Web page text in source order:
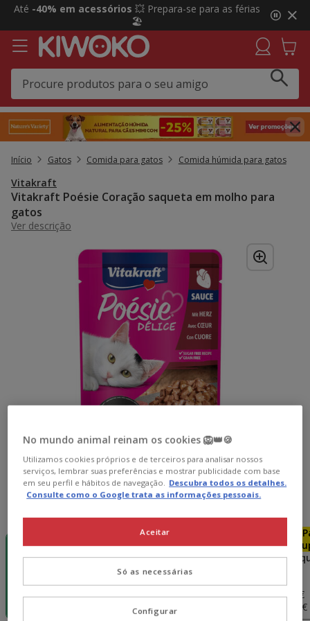
2
3,
mensagem,
Até -40% em acessórios 💥 Prepara-se para as férias
🏖️
Início Gatos Comida para gatos Comida húmida para gatos
Vitakraft
Vitakraft Poésie Coração saqueta em molho para
gatos
Ver descrição
85 g
cupão 💰
0.99€
12 saquetas x
85 g
Pack
Poupança
11.88€
11.64€
(11.41€ / kg)
24 saquetas x
85 g
Poupança
23.76€
22.81€
48
47.52€
44.67€
No mundo animal reinam os cookies 🦁👑🍪
Utilizamos cookies próprios e de terceiros para analisar nossos
serviços, lembrar suas preferências e mostrar publicidade com base
em seu perfil e hábitos de navegação. Descubra todos os detalhes.
Consulte como o Google trata as informações pessoais.
Só as necessárias
Aceitar
Configurar